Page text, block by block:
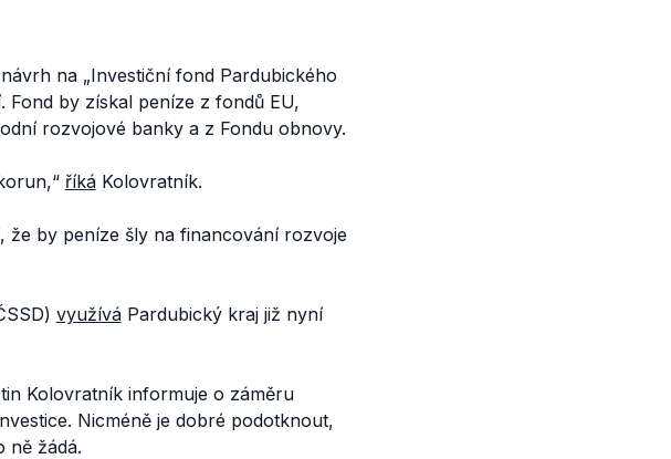
na „Investiční fond Pardubického
Fond by získal peníze z fondů EU,
rozvojové banky a z Fondu obnovy.
říkáKolovratník.
by peníze šly na financování rozvoje
využíváPardubický kraj již nyní
Kolovratník informuje o záměru
Nicméně je dobré podotknout,
ně žádá.